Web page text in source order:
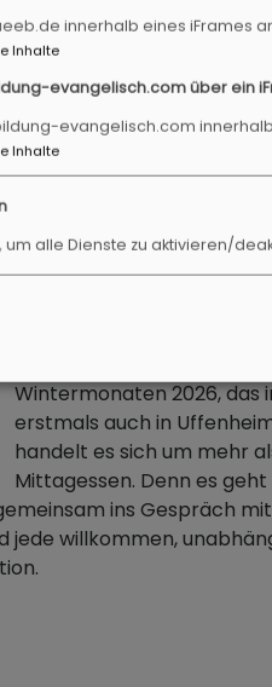
Terminen möglich
Leib und
Wintermonaten 2026, das
erstmals auch in
handelt es sich um mehr
Mittagessen. Denn es
ins Gespräch
jede willkommen,
innerhalb eines iFrames
Inhalte
evangelisch.com über ein
evangelisch.com
Inhalte
um alle Dienste zu aktivieren/